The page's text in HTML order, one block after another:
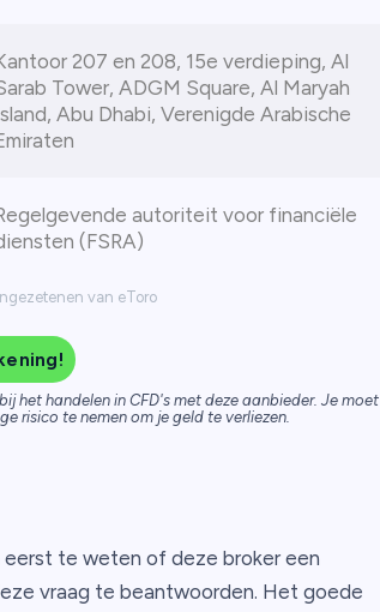
van eToro
207 en 208, 15e verdieping, Al
Tower, ADGM Square, Al Maryah
Abu Dhabi, Verenigde Arabische
autoriteit voor financiële
(FSRA)
het handelen in CFD's met deze aanbieder. Je moet
risico te nemen om je geld te verliezen.
eerst te weten of deze broker een
vraag te beantwoorden. Het goede